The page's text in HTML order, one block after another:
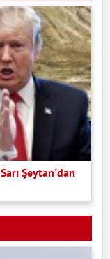
Şeytan'dan